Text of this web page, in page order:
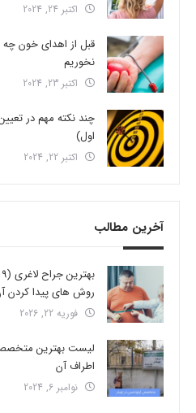
اکتبر 24, 2024
قبل از اهدای خون
نخوریم
اکتبر 23, 2024
چند نکته مهم در
اول)
اکتبر 22, 2024
آخرین مطالب
روش های پیدا کردن
فوریه 22, 2026
لیست بهترین
اطراف آن
نوامبر 6, 2024